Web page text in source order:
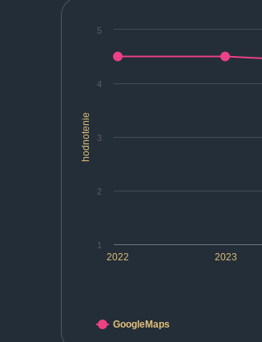
hodnotenie
2022 2023
1
2
3
4
5
GoogleMaps